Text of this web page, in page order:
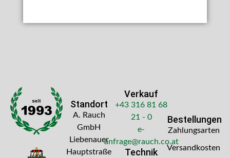
Standort
A. Rauch
GmbH
Liebenauer
Hauptstraße
Verkauf
+43 316 81 68
21 - 0
e-
anfrage@rauch.co.at
Technik
Bestellungen
Zahlungsarten
Versandkosten